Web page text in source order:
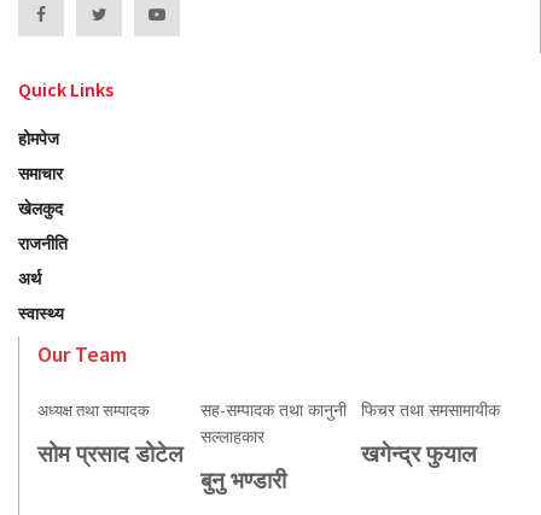
Quick Links
होमपेज
समाचार
खेलकुद
राजनीति
अर्थ
स्वास्थ्य
Our Team
अध्यक्ष तथा सम्पादक
सोम प्रसाद डोटेल
सह-सम्पादक तथा कानुनी
सल्लाहकार
बुनु भण्डारी
फिचर तथा समसामायीक
खगेन्द्र फुयाल